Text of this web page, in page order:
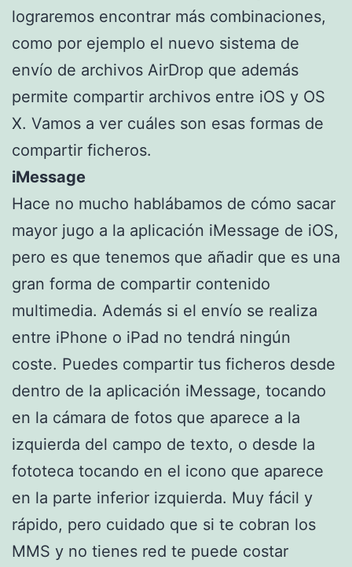
lograremos encontrar más combinaciones,
como por ejemplo el nuevo sistema de
envío de archivos AirDrop que además
permite compartir archivos entre iOS y OS
X. Vamos a ver cuáles son esas formas de
compartir ficheros.
iMessage
Hace no mucho hablábamos de cómo sacar
mayor jugo a la aplicación iMessage de iOS,
pero es que tenemos que añadir que es una
gran forma de compartir contenido
multimedia. Además si el envío se realiza
entre iPhone o iPad no tendrá ningún
coste. Puedes compartir tus ficheros desde
dentro de la aplicación iMessage, tocando
en la cámara de fotos que aparece a la
izquierda del campo de texto, o desde la
fototeca tocando en el icono que aparece
en la parte inferior izquierda. Muy fácil y
rápido, pero cuidado que si te cobran los
MMS y no tienes red te puede costar